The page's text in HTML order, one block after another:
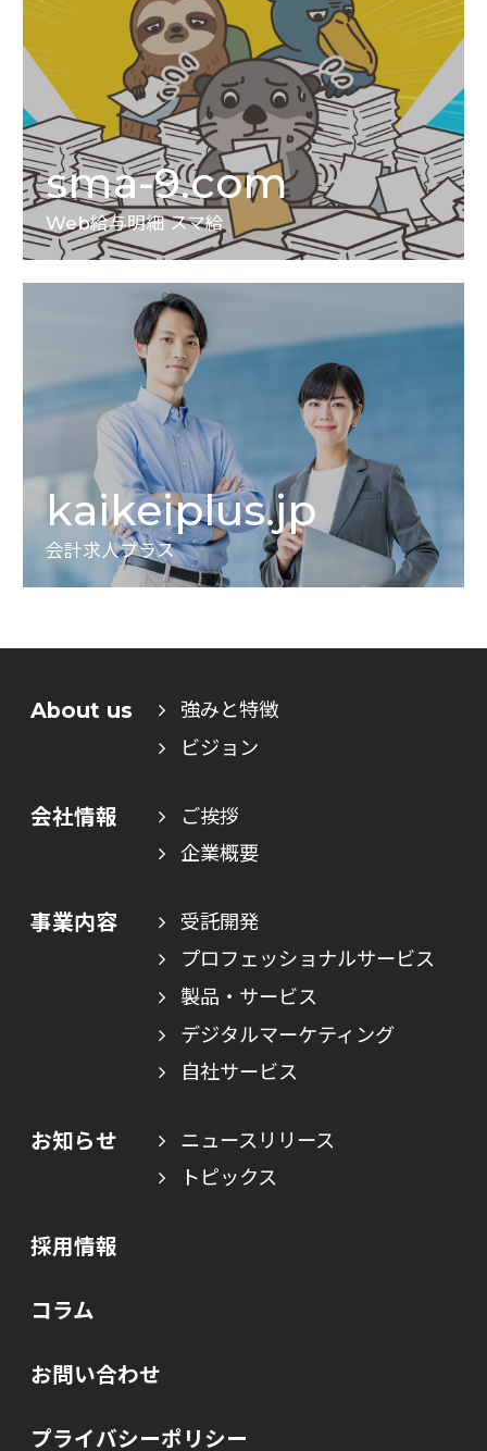
sma-9.com
Web給与明細 スマ給
kaikeiplus.jp
会計求人プラス
About us
強みと特徴
ビジョン
会社情報
ご挨拶
企業概要
事業内容
受託開発
プロフェッショナルサービス
製品・サービス
デジタルマーケティング
自社サービス
お知らせ
ニュースリリース
トピックス
採用情報
コラム
お問い合わせ
プライバシーポリシー